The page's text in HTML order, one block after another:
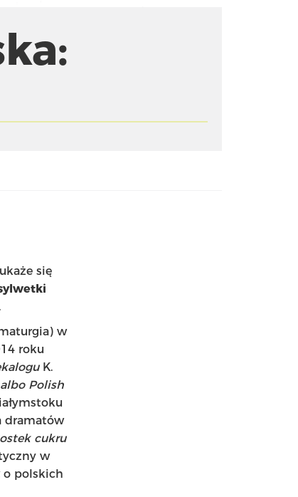
się
w
roku
K.
Polish
dramatów
cukru
w
o polskich